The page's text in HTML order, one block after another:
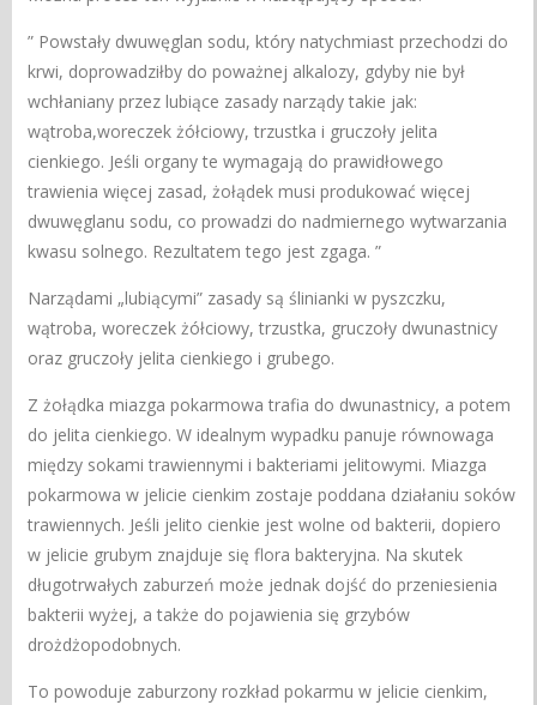
” Powstały dwuwęglan sodu, który natychmiast przechodzi do
krwi, doprowadziłby do poważnej alkalozy, gdyby nie był
wchłaniany przez lubiące zasady narządy takie jak:
wątroba,woreczek żółciowy, trzustka i gruczoły jelita
cienkiego. Jeśli organy te wymagają do prawidłowego
trawienia więcej zasad, żołądek musi produkować więcej
dwuwęglanu sodu, co prowadzi do nadmiernego wytwarzania
kwasu solnego. Rezultatem tego jest zgaga. ”
Narządami „lubiącymi” zasady są ślinianki w pyszczku,
wątroba, woreczek żółciowy, trzustka, gruczoły dwunastnicy
oraz gruczoły jelita cienkiego i grubego.
Z żołądka miazga pokarmowa trafia do dwunastnicy, a potem
do jelita cienkiego. W idealnym wypadku panuje równowaga
między sokami trawiennymi i bakteriami jelitowymi. Miazga
pokarmowa w jelicie cienkim zostaje poddana działaniu soków
trawiennych. Jeśli jelito cienkie jest wolne od bakterii, dopiero
w jelicie grubym znajduje się flora bakteryjna. Na skutek
długotrwałych zaburzeń może jednak dojść do przeniesienia
bakterii wyżej, a także do pojawienia się grzybów
drożdżopodobnych.
To powoduje zaburzony rozkład pokarmu w jelicie cienkim,